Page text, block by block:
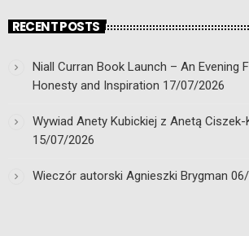
RECENT POSTS
Niall Curran Book Launch – An Evening
Honesty and Inspiration 17/07/2026
Wywiad Anety Kubickiej z Anetą
15/07/2026
Wieczór autorski Agnieszki Brygman